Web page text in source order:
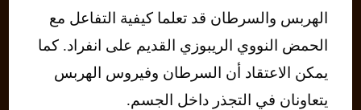
الهربس والسرطان قد تعلما كيفية التفاعل مع
الحمض النووي الريبوزي القديم على انفراد. كما
يمكن الاعتقاد أن السرطان وفيروس الهربس
يتعاونان في التجذر داخل الجسم.